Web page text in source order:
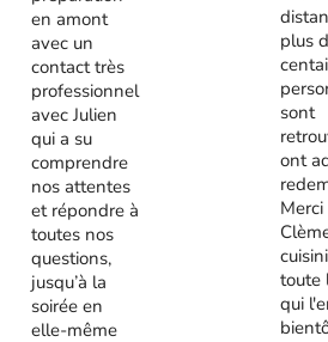
en amont
avec un
contact très
professionnel
avec Julien
qui a su
comprendre
nos attentes
et répondre à
toutes nos
questions,
jusqu’à la
soirée en
elle-même
plus
sont
ont
Merci
toute
qui